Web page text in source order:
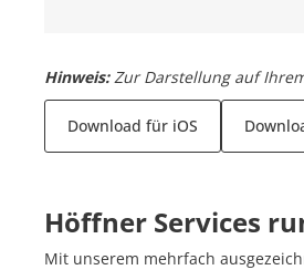
Hinweis: Zur Darstellung auf
Download für iOS
Höffner Services
Mit unserem mehrfach